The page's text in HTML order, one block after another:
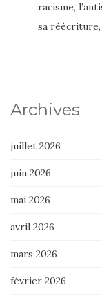
racisme,
sa
Archives
juillet 2026
juin 2026
mai 2026
avril 2026
mars 2026
février 2026